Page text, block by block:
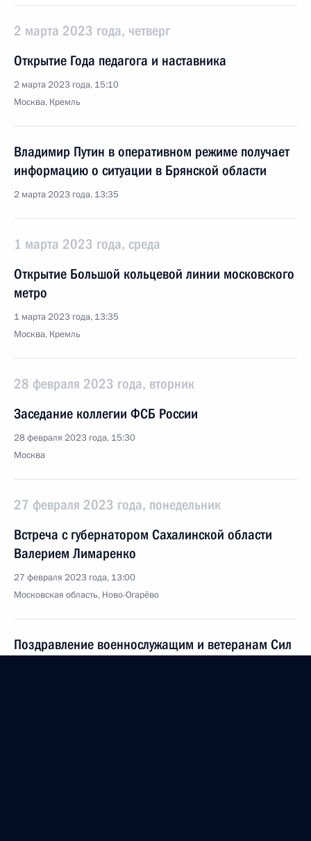
2 марта 2023 года, четверг
Открытие Года педагога и наставника
2 марта 2023 года, 15:10
Москва, Кремль
Владимир Путин в оперативном режиме получает
информацию о ситуации в Брянской области
2 марта 2023 года, 13:35
1 марта 2023 года, среда
Открытие Большой кольцевой линии московского
метро
1 марта 2023 года, 13:35
Москва, Кремль
28 февраля 2023 года, вторник
Заседание коллегии ФСБ России
28 февраля 2023 года, 15:30
Москва
27 февраля 2023 года, понедельник
Встреча с губернатором Сахалинской области
Валерием Лимаренко
27 февраля 2023 года, 13:00
Московская область, Ново-Огарёво
Поздравление военнослужащим и ветеранам Сил